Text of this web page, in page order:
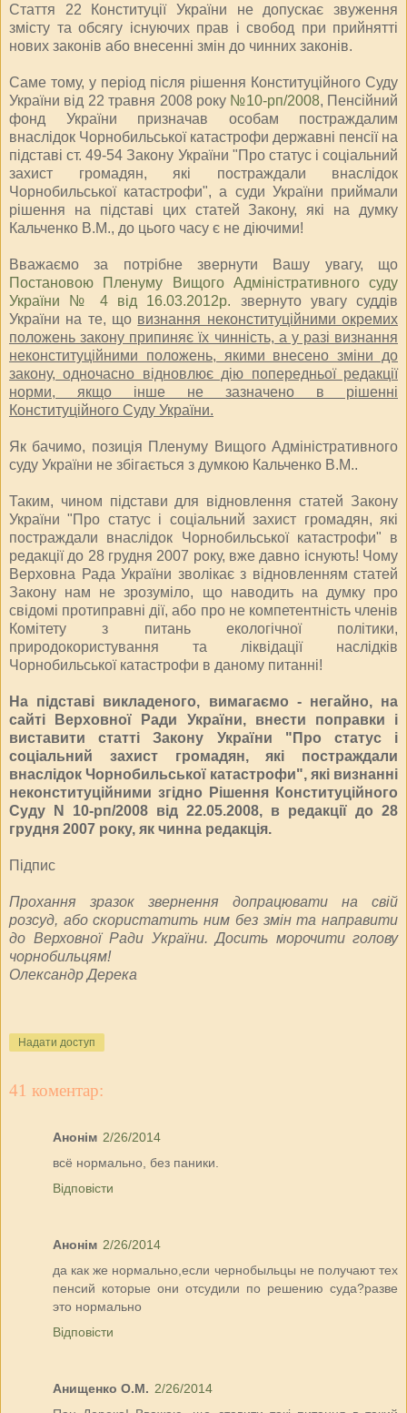
Стаття 22 Конституції України не допускає звуження
змісту та обсягу існуючих прав і свобод при прийнятті
нових законів або внесенні змін до чинних законів.
Саме тому, у період після рішення Конституційного Суду
України від 22 травня 2008 року №10-рп/2008, Пенсійний
фонд України призначав особам постраждалим
внаслідок Чорнобильської катастрофи державні пенсії на
підставі ст. 49-54 Закону України "Про статус і соціальний
захист громадян, які постраждали внаслідок
Чорнобильської катастрофи", а суди України приймали
рішення на підставі цих статей Закону, які на думку
Кальченко В.М., до цього часу є не діючими!
Вважаємо за потрібне звернути Вашу увагу, що
Постановою Пленуму Вищого Адміністративного суду
України № 4 від 16.03.2012р. звернуто увагу суддів
України на те, що визнання неконституційними окремих
положень закону припиняє їх чинність, а у разі визнання
неконституційними положень, якими внесено зміни до
закону, одночасно відновлює дію попередньої редакції
норми, якщо інше не зазначено в рішенні
Конституційного Суду України.
Як бачимо, позиція Пленуму Вищого Адміністративного
суду України не збігається з думкою Кальченко В.М..
Таким, чином підстави для відновлення статей Закону
України "Про статус і соціальний захист громадян, які
постраждали внаслідок Чорнобильської катастрофи" в
редакції до 28 грудня 2007 року, вже давно існують! Чому
Верховна Рада України зволікає з відновленням статей
Закону нам не зрозуміло, що наводить на думку про
свідомі протиправні дії, або про не компетентність членів
Комітету з питань екологічної політики,
природокористування та ліквідації наслідків
Чорнобильської катастрофи в даному питанні!
На підставі викладеного, вимагаємо - негайно, на
сайті Верховної Ради України, внести поправки і
виставити статті Закону України "Про статус і
соціальний захист громадян, які постраждали
внаслідок Чорнобильської катастрофи", які визнанні
неконституційними згідно Рішення Конституційного
Суду N 10-рп/2008 від 22.05.2008, в редакції до 28
грудня 2007 року, як чинна редакція.
Підпис
Прохання зразок звернення допрацювати на свій
розсуд, або скористатить ним без змін та направити
до Верховної Ради України. Досить морочити голову
чорнобильцям!
Олександр Дерека
Надати доступ
41 коментар:
Анонім 2/26/2014
всё нормально, без паники.
Відповісти
Анонім 2/26/2014
да как же нормально,если чернобыльцы не получают тех
пенсий которые они отсудили по решению суда?разве
это нормально
Відповісти
Анищенко О.М. 2/26/2014